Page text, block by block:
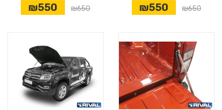
₪650
₪550
₪650
₪550